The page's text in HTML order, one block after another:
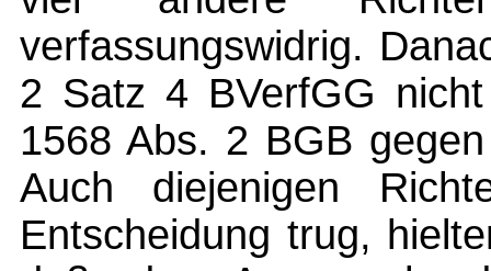
verfassungswidrig.
2 Satz 4 BVerfGG
1568 Abs. 2 BGB
Auch diejenigen
Entscheidung trug,